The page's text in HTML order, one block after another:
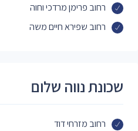
רחוב פרימן מרדכי וחוה
רחוב שפירא חיים משה
שכונת נווה שלום
רחוב מזרחי דוד